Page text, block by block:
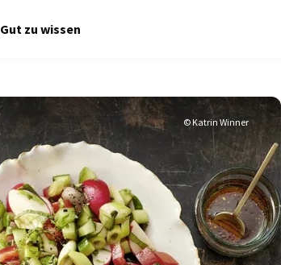
Gut zu wissen
© Katrin Winner